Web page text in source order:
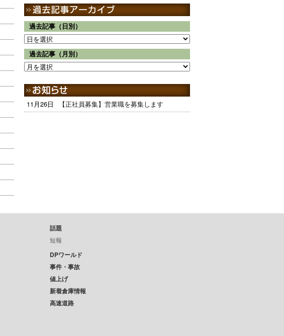
過去記事（日別）
過去記事（月別）
11月26日 【正社員募集】営業職を募集します
話題
短報
DPワールド
事件・事故
値上げ
新着倉庫情報
高速道路